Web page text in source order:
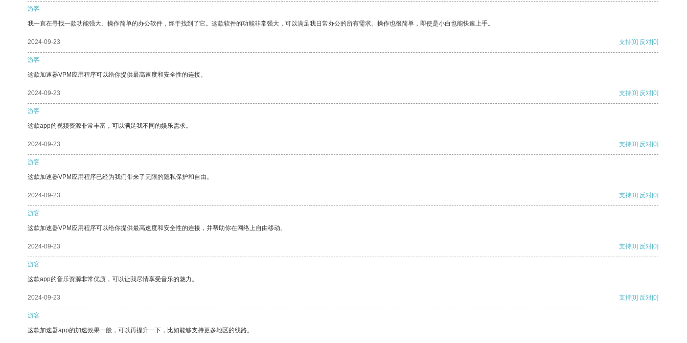
游客
我一直在寻找一款功能强大、操作简单的办公软件，终于找到了它。这款软件的功能非常强大，可以满足我日常办公的所有需求。操作也很简单，即使是小白也能快速上手。
2024-09-23 支持[0] 反对[0]
游客
这款加速器VPM应用程序可以给你提供最高速度和安全性的连接。
2024-09-23 支持[0] 反对[0]
游客
这款app的视频资源非常丰富，可以满足我不同的娱乐需求。
2024-09-23 支持[0] 反对[0]
游客
这款加速器VPM应用程序已经为我们带来了无限的隐私保护和自由。
2024-09-23 支持[0] 反对[0]
游客
这款加速器VPM应用程序可以给你提供最高速度和安全性的连接，并帮助你在网络上自由移动。
2024-09-23 支持[0] 反对[0]
游客
这款app的音乐资源非常优质，可以让我尽情享受音乐的魅力。
2024-09-23 支持[0] 反对[0]
游客
这款加速器app的加速效果一般，可以再提升一下，比如能够支持更多地区的线路。